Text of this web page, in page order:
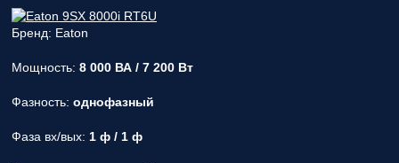
Бренд: Eaton
Мощность: 8 000 ВА / 7 200 Вт
Фазность: однофазный
Фаза вх/вых: 1 ф / 1 ф